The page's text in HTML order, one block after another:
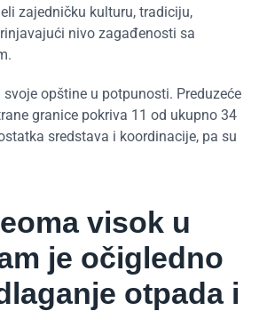
zajedničku kulturu, tradiciju,
nivo zagađenosti sa
opštine u potpunosti. Preduzeće
granice pokriva 11 od ukupno 34
sredstava i koordinacije, pa su
visok u
je očigledno
otpada i